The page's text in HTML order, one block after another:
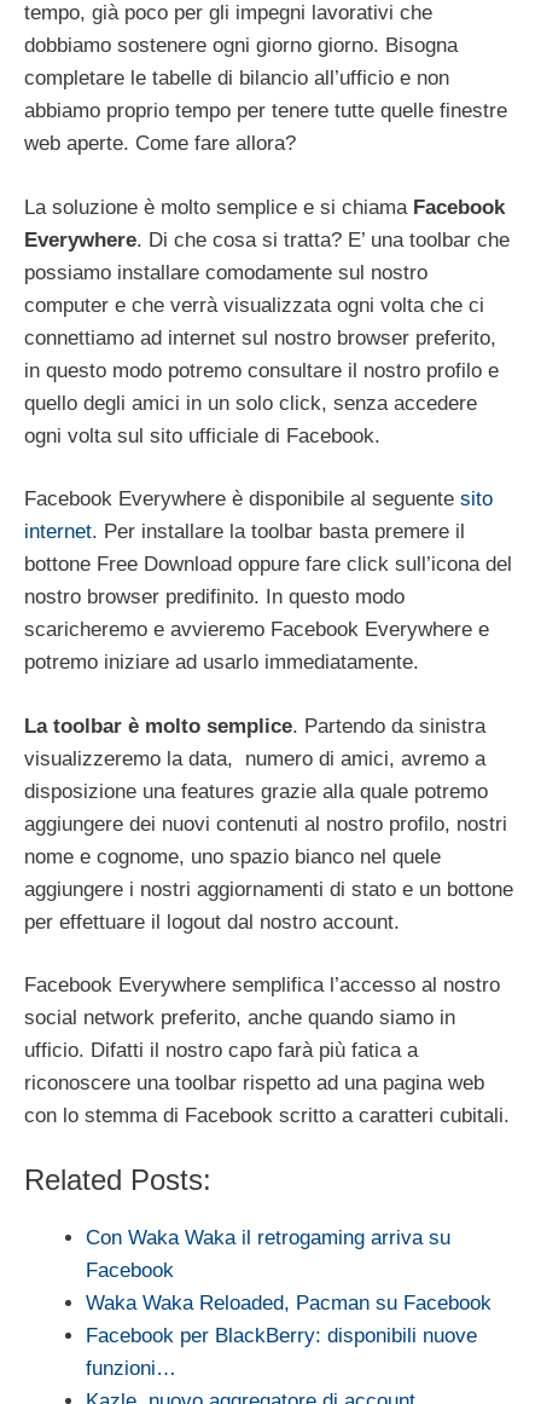
tempo, già poco per gli impegni lavorativi che
dobbiamo sostenere ogni giorno giorno. Bisogna
completare le tabelle di bilancio all’ufficio e non
abbiamo proprio tempo per tenere tutte quelle finestre
web aperte. Come fare allora?
La soluzione è molto semplice e si chiama Facebook
Everywhere. Di che cosa si tratta? E’ una toolbar che
possiamo installare comodamente sul nostro
computer e che verrà visualizzata ogni volta che ci
connettiamo ad internet sul nostro browser preferito,
in questo modo potremo consultare il nostro profilo e
quello degli amici in un solo click, senza accedere
ogni volta sul sito ufficiale di Facebook.
Facebook Everywhere è disponibile al seguente sito
internet. Per installare la toolbar basta premere il
bottone Free Download oppure fare click sull’icona del
nostro browser predifinito. In questo modo
scaricheremo e avvieremo Facebook Everywhere e
potremo iniziare ad usarlo immediatamente.
La toolbar è molto semplice. Partendo da sinistra
visualizzeremo la data, numero di amici, avremo a
disposizione una features grazie alla quale potremo
aggiungere dei nuovi contenuti al nostro profilo, nostri
nome e cognome, uno spazio bianco nel quele
aggiungere i nostri aggiornamenti di stato e un bottone
per effettuare il logout dal nostro account.
Facebook Everywhere semplifica l’accesso al nostro
social network preferito, anche quando siamo in
ufficio. Difatti il nostro capo farà più fatica a
riconoscere una toolbar rispetto ad una pagina web
con lo stemma di Facebook scritto a caratteri cubitali.
Related Posts:
Con Waka Waka il retrogaming arriva su
Facebook
Waka Waka Reloaded, Pacman su Facebook
Facebook per BlackBerry: disponibili nuove
funzioni…